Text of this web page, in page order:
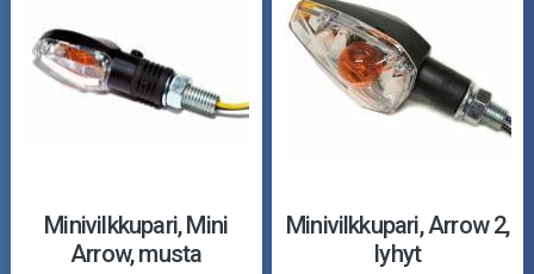
Minivilkkupari, Mini
Arrow, musta
Minivilkkupari, Arrow 2,
lyhyt